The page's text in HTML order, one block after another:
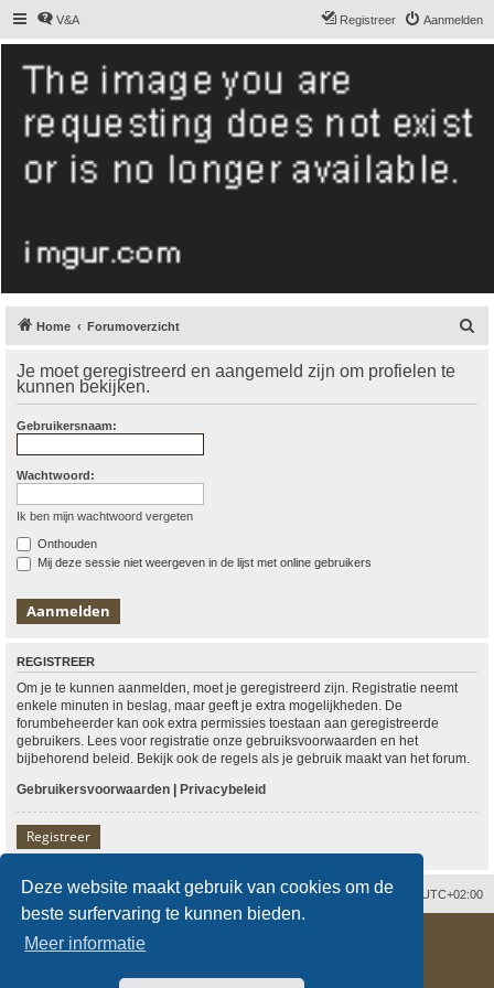
Deze website maakt gebruik van cookies om de
beste surfervaring te kunnen bieden.
Meer informatie
V&A Aanmelden
Registreer
De Hollandse
smoushond
Het gezelligste smoushondenforum online
Home Forumoverzicht
k
Je moet geregistreerd en aangemeld zijn om profielen te
kunnen bekijken.
Gebruikersnaam:
Wachtwoord:
Ik ben mijn wachtwoord vergeten
Onthouden
Mij deze sessie niet weergeven in de lijst met online gebruikers
REGISTREER
Om je te kunnen aanmelden, moet je geregistreerd zijn. Registratie neemt
enkele minuten in beslag, maar geeft je extra mogelijkheden. De
forumbeheerder kan ook extra permissies toestaan aan geregistreerde
gebruikers. Lees voor registratie onze gebruiksvoorwaarden en het
bijbehorend beleid. Bekijk ook de regels als je gebruik maakt van het forum.
Gebruikersvoorwaarden | Privacybeleid
Registreer
Alle tijden zijn UTC+02:00
Verwijder cookies
Contact
Nederlandse vertaling door
Gebruikersvoorwaarden